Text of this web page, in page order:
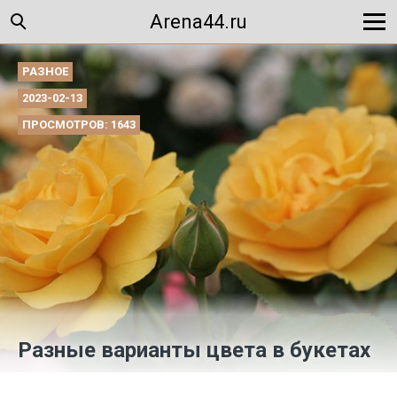
Arena44.ru
РАЗНОЕ
2023-02-13
ПРОСМОТРОВ: 1643
Разные варианты цвета в букетах